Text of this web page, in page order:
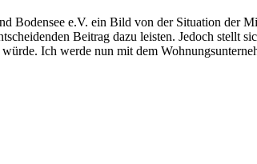
Bodensee e.V. ein Bild von der Situation der
Beitrag dazu leisten. Jedoch stellt
Ich werde nun mit dem